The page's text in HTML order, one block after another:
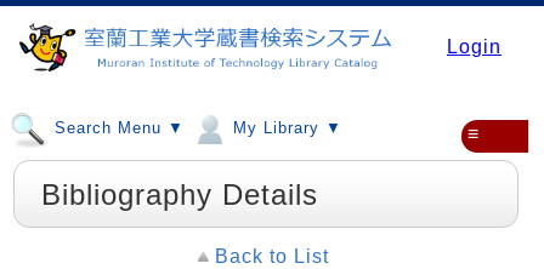
Login
Search Menu ▼ My Library ▼ ≡
Bibliography Details
Back to List